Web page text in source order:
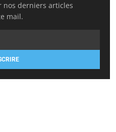
nos derniers articles
mail.